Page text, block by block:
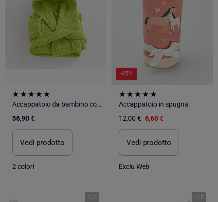
Accappatoio da bambino con cappuccio in spugna di cotone boucl? COCOON
56,90 €
Vedi prodotto
2 colori
-45%
Accappatoio in spugna
12,00 € 6,60 €
Vedi prodotto
Exclu Web
1 / 3 1 / 5